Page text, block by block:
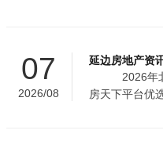
07
2026/08
延边房地产资
2026年北京
房天下平台